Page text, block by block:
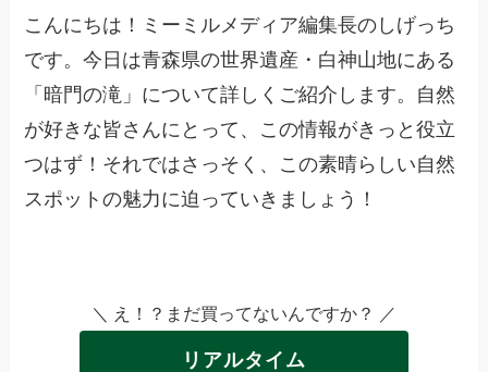
こんにちは！ミーミルメディア編集長のしげっち
です。今日は青森県の世界遺産・白神山地にある
「暗門の滝」について詳しくご紹介します。自然
が好きな皆さんにとって、この情報がきっと役立
つはず！それではさっそく、この素晴らしい自然
スポットの魅力に迫っていきましょう！
＼ え！？まだ買ってないんですか？ ／
リアルタイム